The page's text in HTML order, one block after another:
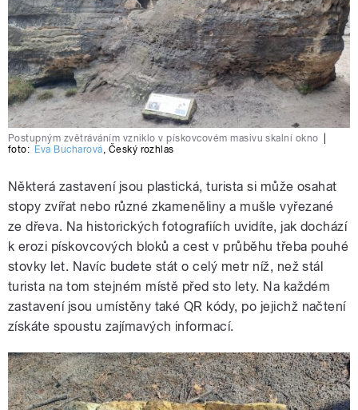
Postupným zvětráváním vzniklo v pískovcovém masivu skalní okno
foto: Eva Bucharová, Český rozhlas
Některá zastavení jsou plastická, turista si může osahat
stopy zvířat nebo různé zkameněliny a mušle vyřezané
ze dřeva. Na historických fotografiích uvidíte, jak dochází
k erozi pískovcových bloků a cest v průběhu třeba pouhé
stovky let. Navíc budete stát o celý metr níž, než stál
turista na tom stejném místě před sto lety. Na každém
zastavení jsou umístěny také QR kódy, po jejichž načtení
získáte spoustu zajímavých informací.